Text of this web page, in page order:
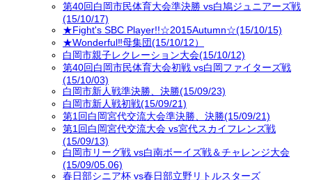
第40回白岡市民体育大会準決勝 vs白鳩ジュニアーズ戦
(15/10/17)
★Fight's SBC Player!!☆2015Autumn☆(15/10/15)
★Wonderful‼母集団(15/10/12）
白岡市親子レクレーション大会(15/10/12)
第40回白岡市民体育大会初戦 vs白岡ファイターズ戦
(15/10/03)
白岡市新人戦準決勝、決勝(15/09/23)
白岡市新人戦初戦(15/09/21)
第1回白岡宮代交流大会準決勝、決勝(15/09/21)
第1回白岡宮代交流大会 vs宮代スカイフレンズ戦
(15/09/13)
白岡市リーグ戦 vs白南ボーイズ戦＆チャレンジ大会
(15/09/05.06)
春日部シニア杯 vs春日部立野リトルスターズ